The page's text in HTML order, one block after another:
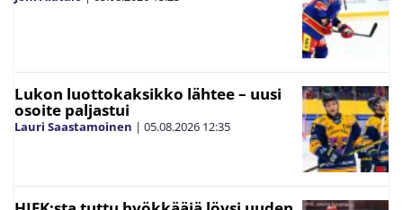
Lukon luottokaksikko lähtee – uusi
osoite paljastui
Lauri Saastamoinen | 05.08.2026 12:35